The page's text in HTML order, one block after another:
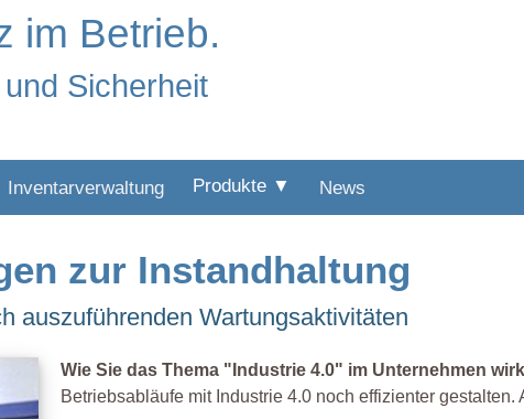
im Betrieb.
Sicherheit
Inventarverwaltung Produkte ▼ News
zur Instandhaltung
auszuführenden Wartungsaktivitäten
Wie Sie das Thema "Industrie 4.0" im Unternehmen
Betriebsabläufe mit Industrie 4.0 noch effizienter